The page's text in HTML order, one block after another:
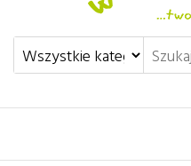
W to mi graj